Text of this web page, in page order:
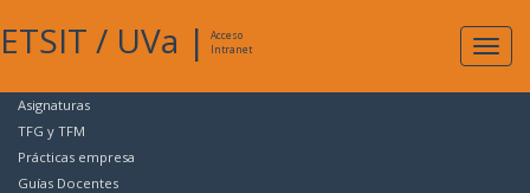
ETSIT / UVa |
Acceso
Intranet
Asignaturas
TFG y TFM
Prácticas empresa
Guías Docentes